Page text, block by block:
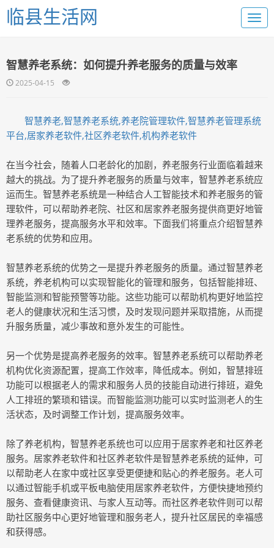
临县生活网
智慧养老系统：如何提升养老服务的质量与效率
2025-04-15
智慧养老,智慧养老系统,养老院管理软件,智慧养老管理系统
平台,居家养老软件,社区养老软件,机构养老软件
在当今社会，随着人口老龄化的加剧，养老服务行业面临着越来
越大的挑战。为了提升养老服务的质量与效率，智慧养老系统应
运而生。智慧养老系统是一种结合人工智能技术和养老服务的管
理软件，可以帮助养老院、社区和居家养老服务提供商更好地管
理养老服务，提高服务水平和效率。下面我们将重点介绍智慧养
老系统的优势和应用。
智慧养老系统的优势之一是提升养老服务的质量。通过智慧养老
系统，养老机构可以实现智能化的管理和服务，包括智能排班、
智能监测和智能预警等功能。这些功能可以帮助机构更好地监控
老人的健康状况和生活习惯，及时发现问题并采取措施，从而提
升服务质量，减少事故和意外发生的可能性。
另一个优势是提高养老服务的效率。智慧养老系统可以帮助养老
机构优化资源配置，提高工作效率，降低成本。例如，智慧排班
功能可以根据老人的需求和服务人员的技能自动进行排班，避免
人工排班的繁琐和错误。而智能监测功能可以实时监测老人的生
活状态，及时调整工作计划，提高服务效率。
除了养老机构，智慧养老系统也可以应用于居家养老和社区养老
服务。居家养老软件和社区养老软件是智慧养老系统的延伸，可
以帮助老人在家中或社区享受更便捷和贴心的养老服务。老人可
以通过智能手机或平板电脑使用居家养老软件，方便快捷地预约
服务、查看健康资讯、与家人互动等。而社区养老软件则可以帮
助社区服务中心更好地管理和服务老人，提升社区居民的幸福感
和获得感。